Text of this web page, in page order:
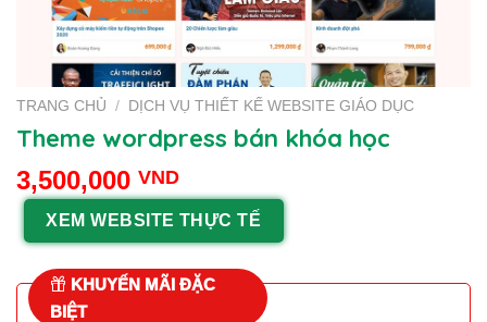
TRANG CHỦ / DỊCH VỤ THIẾT KẾ WEBSITE GIÁO DỤC
Theme wordpress bán khóa học
3,500,000 VND
XEM WEBSITE THỰC TẾ
KHUYẾN MÃI ĐẶC
BIỆT